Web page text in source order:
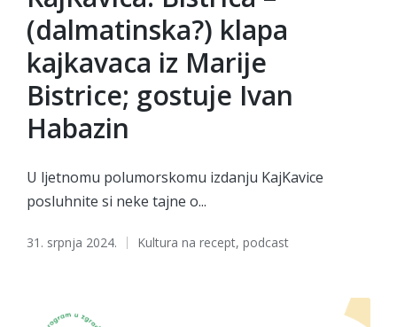
(dalmatinska?) klapa
kajkavaca iz Marije
Bistrice; gostuje Ivan
Habazin
U ljetnomu polumorskomu izdanju KajKavice
posluhnite si neke tajne o...
31. srpnja 2024.
Tags: Kultura na recept, podcast